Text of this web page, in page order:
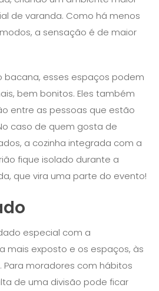
de varanda. Como há menos
a sensação é de maior
esses espaços podem
bem bonitos. Eles também
entre as pessoas que estão
caso de quem gosta de
a cozinha integrada com a
fique isolado durante a
que vira uma parte do evento!
especial com a
mais exposto e os espaços, às
Para moradores com hábitos
de uma divisão pode ficar